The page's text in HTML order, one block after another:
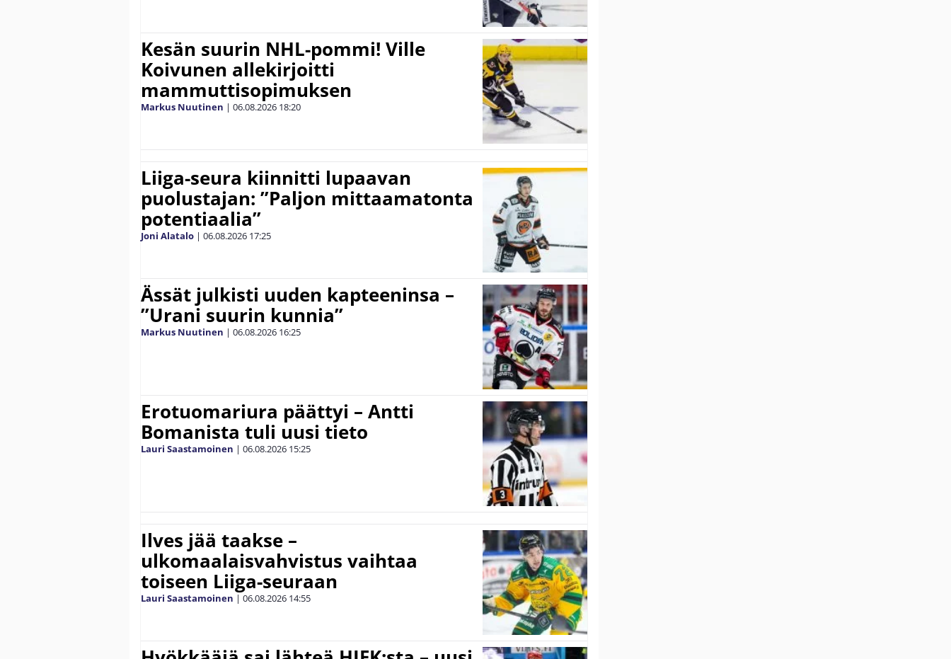
Kesän suurin NHL-pommi! Ville
Koivunen allekirjoitti
mammuttisopimuksen
Markus Nuutinen | 06.08.2026 18:20
Liiga-seura kiinnitti lupaavan
puolustajan: ”Paljon mittaamatonta
potentiaalia”
Joni Alatalo | 06.08.2026 17:25
Ässät julkisti uuden kapteeninsa –
”Urani suurin kunnia”
Markus Nuutinen | 06.08.2026 16:25
Erotuomariura päättyi – Antti
Bomanista tuli uusi tieto
Lauri Saastamoinen | 06.08.2026 15:25
Ilves jää taakse –
ulkomaalaisvahvistus vaihtaa
toiseen Liiga-seuraan
Lauri Saastamoinen | 06.08.2026 14:55